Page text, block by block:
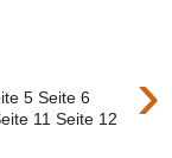
›
5 Seite 6
11 Seite 12